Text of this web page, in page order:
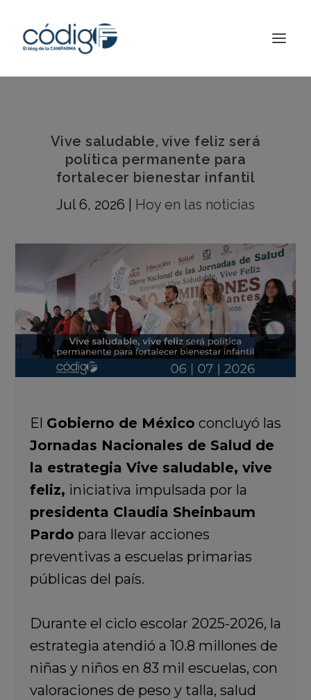
Vive saludable, vive feliz será
política permanente para
fortalecer bienestar infantil
Jul 6, 2026
Hoy en las noticias
El Gobierno de México concluyó las
Jornadas Nacionales de Salud de
la estrategia Vive saludable, vive
feliz, iniciativa impulsada por la
presidenta Claudia Sheinbaum
Pardo para llevar acciones
preventivas a escuelas primarias
públicas del país.
Durante el ciclo escolar 2025-2026, la
estrategia atendió a 10.8 millones de
niñas y niños en 83 mil escuelas, con
valoraciones de peso y talla, salud